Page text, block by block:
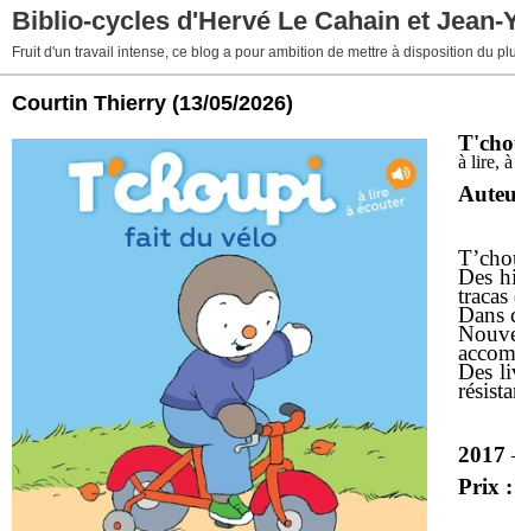
Biblio-cycles d'Hervé Le Cahain et Jean-
Fruit d'un travail intense, ce blog a pour ambition de mettre à disposition du
Courtin Thierry (13/05/2026)
à lire,
Des
Dans
Des
2017
Prix :